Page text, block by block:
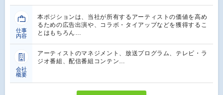
仕事
内容
本ポジションは、当社が所有するアーティストの価値を高め
るための広告出演や、コラボ・タイアップなどを獲得するこ
とはもちろん…
会社
概要
アーティストのマネジメント、放送プログラム、テレビ・ラ
ジオ番組、配信番組コンテン…